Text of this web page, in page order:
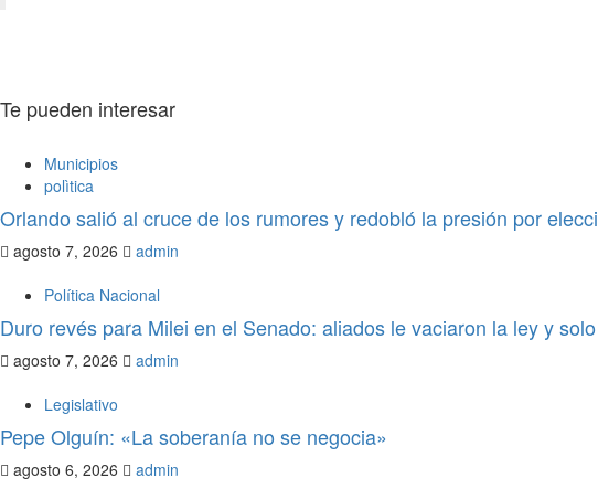
Te pueden interesar
Municipios
polìtica
Orlando salió al cruce de los rumores y redobló la presión por
agosto 7, 2026
admin
Política Nacional
Duro revés para Milei en el Senado: aliados le vaciaron la ley y
agosto 7, 2026
admin
Legislativo
Pepe Olguín: «La soberanía no se negocia»
agosto 6, 2026 admin